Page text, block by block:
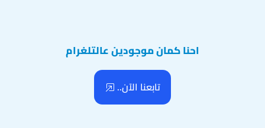
احنا كمان موجودين عالتلغرام
تابعنا الآن..